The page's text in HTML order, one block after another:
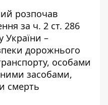
розпочав
за ч. 2 ст. 286
України –
дорожнього
особами
засобами,
смерть